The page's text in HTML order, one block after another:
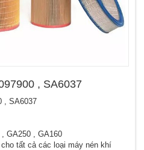
, SA6037
, SA6037
GA250 , GA160
tất cả các loại máy nén khí